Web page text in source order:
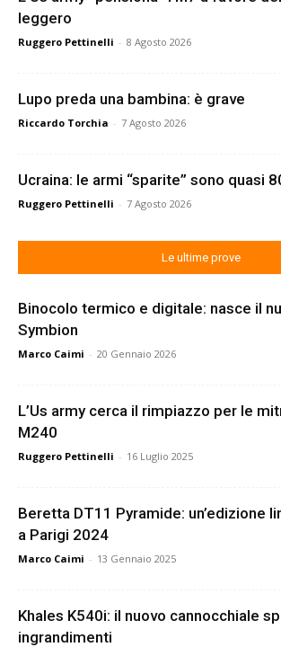
leggero
Ruggero Pettinelli - 8 Agosto 2026
Lupo preda una bambina: è grave
Riccardo Torchia - 7 Agosto 2026
Ucraina: le armi “sparite” sono quasi
Ruggero Pettinelli - 7 Agosto 2026
Le ultime prove
Binocolo termico e digitale: nasce il
Symbion
Marco Caimi - 20 Gennaio 2026
L’Us army cerca il rimpiazzo per le
M240
Ruggero Pettinelli - 16 Luglio 2025
Beretta DT11 Pyramide: un’edizione
a Parigi 2024
Marco Caimi - 13 Gennaio 2025
Khales K540i: il nuovo cannocchiale
ingrandimenti